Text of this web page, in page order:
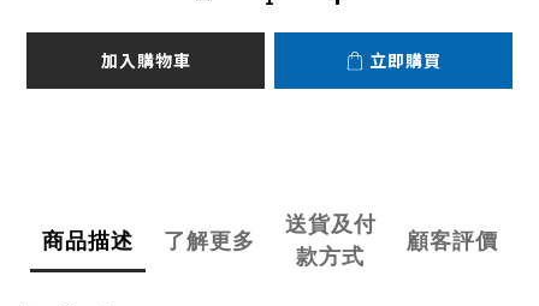
加入購物車 立即購買
商品描述 了解更多
送貨及付
款方式
顧客評價